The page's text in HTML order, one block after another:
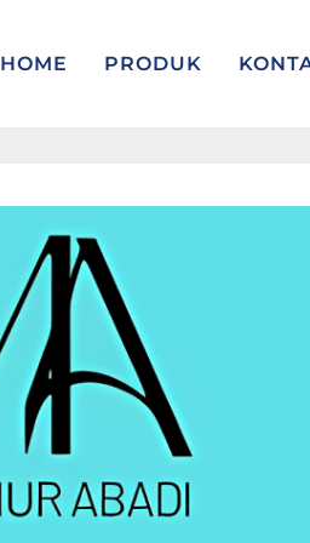
HOME PRODUK